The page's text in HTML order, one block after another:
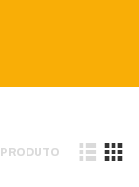
PRODUTO